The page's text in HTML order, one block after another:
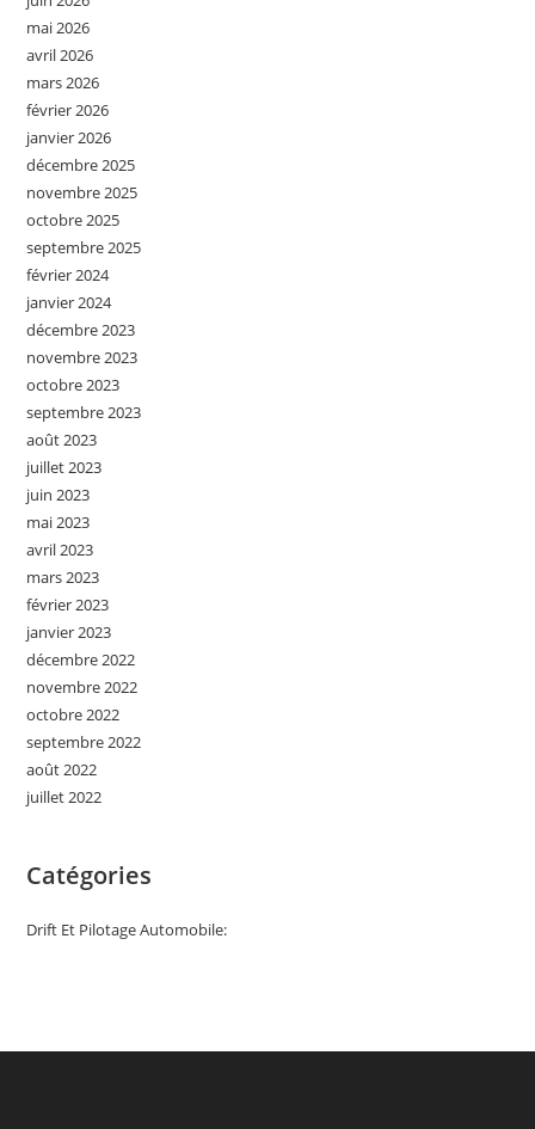
mai 2026
avril 2026
mars 2026
février 2026
janvier 2026
décembre 2025
novembre 2025
octobre 2025
septembre 2025
février 2024
janvier 2024
décembre 2023
novembre 2023
octobre 2023
septembre 2023
août 2023
juillet 2023
juin 2023
mai 2023
avril 2023
mars 2023
février 2023
janvier 2023
décembre 2022
novembre 2022
octobre 2022
septembre 2022
août 2022
juillet 2022
Catégories
Drift Et Pilotage Automobile: